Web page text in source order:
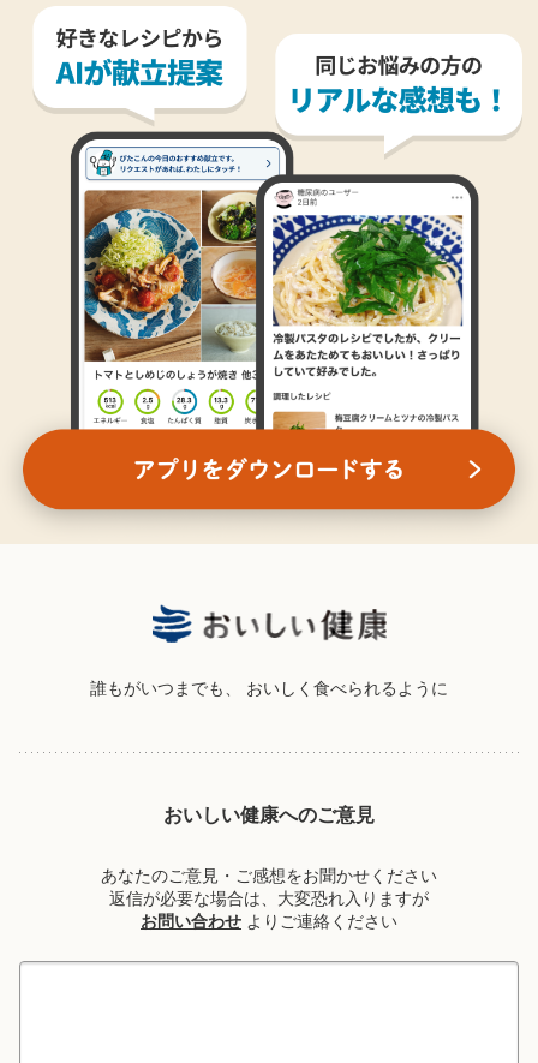
誰もがいつまでも、 おいしく食べられるように
おいしい健康へのご意見
あなたのご意見・ご感想をお聞かせください
返信が必要な場合は、大変恐れ入りますが
お問い合わせ よりご連絡ください